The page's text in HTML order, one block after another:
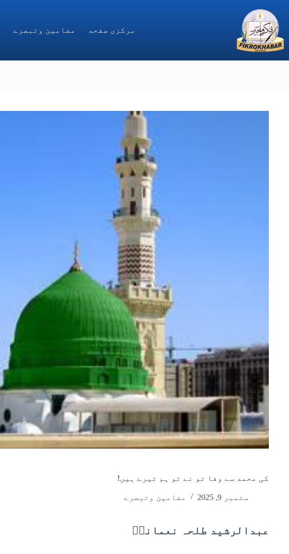
content
مركزى صفحه
مضامین وتبصرے
کی محمد سے وفا تو نے تو ہم تیرے ہیں!
ستمبر 9, 2025 مضامین وتبصرے
عبدالرشید طلحہ نعمانیؔ